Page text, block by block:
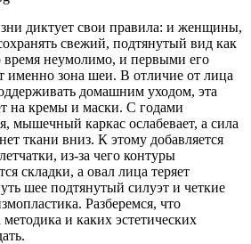
диктует свои правила: и женщины,
свежий, подтянутый вид как
неумолимо, и первыми его
именно зона шеи. В отличие от лица
домашним уходом, эта
на кремы и маски. С годами
мышечный каркас ослабевает, а сила
ткани вниз. К этому добавляется
из-за чего контуры
складки, а овал лица теряет
шее подтянутый силуэт и четкие
Разберемся, что
методика и каких эстетических